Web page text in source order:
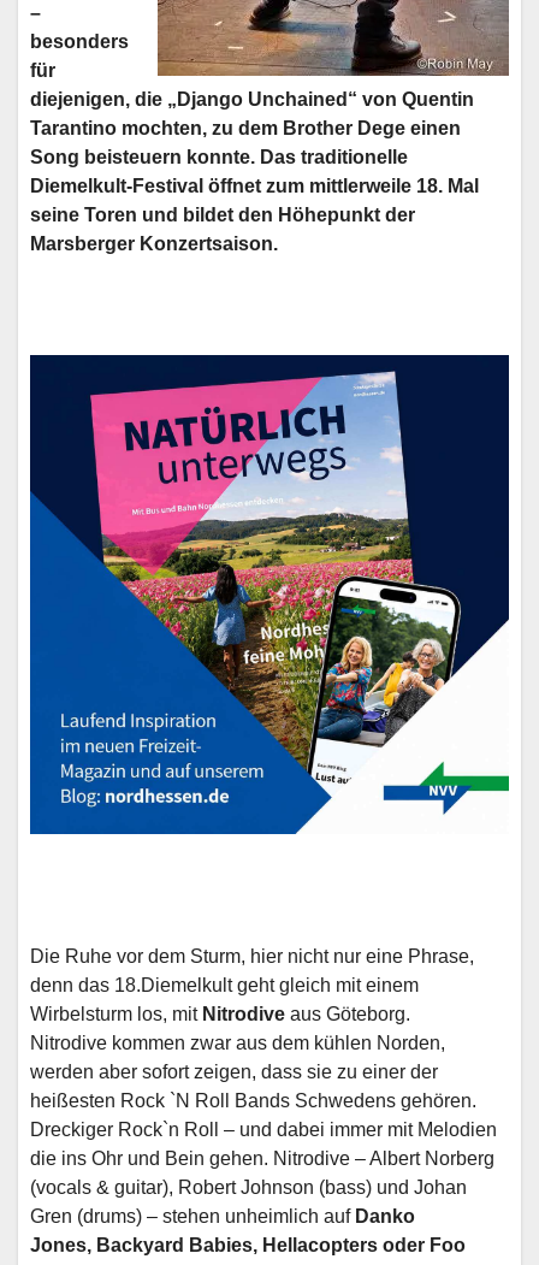
–
besonders
für
diejenigen, die „Django Unchained“ von Quentin
Tarantino mochten, zu dem Brother Dege einen
Song beisteuern konnte. Das traditionelle
Diemelkult-Festival öffnet zum mittlerweile 18. Mal
seine Toren und bildet den Höhepunkt der
Marsberger Konzertsaison.
Die Ruhe vor dem Sturm, hier nicht nur eine Phrase,
denn das 18.Diemelkult geht gleich mit einem
Wirbelsturm los, mit Nitrodive aus Göteborg.
Nitrodive kommen zwar aus dem kühlen Norden,
werden aber sofort zeigen, dass sie zu einer der
heißesten Rock `N Roll Bands Schwedens gehören.
Dreckiger Rock`n Roll – und dabei immer mit Melodien
die ins Ohr und Bein gehen. Nitrodive – Albert Norberg
(vocals & guitar), Robert Johnson (bass) und Johan
Gren (drums) – stehen unheimlich aufDanko
Jones, Backyard Babies, Hellacopters oder Foo